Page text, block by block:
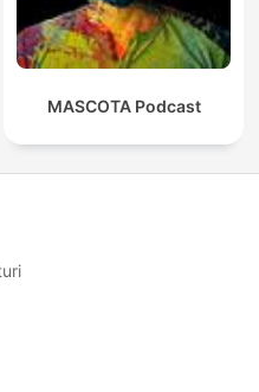
MASCOTA Podcast